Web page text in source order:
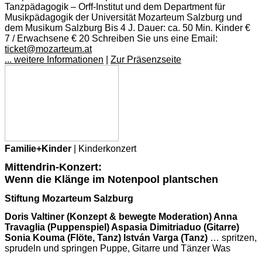
Tanzpädagogik – Orff-Institut und dem Department für
Musikpädagogik der Universität Mozarteum Salzburg und
dem Musikum Salzburg Bis 4 J. Dauer: ca. 50 Min. Kinder €
7 / Erwachsene € 20 Schreiben Sie uns eine Email:
ticket@mozarteum.at
... weitere Informationen
Zur Präsenzseite
Familie+Kinder | Kinderkonzert
Mittendrin-Konzert:
Wenn die Klänge im Notenpool plantschen
Stiftung Mozarteum Salzburg
Doris Valtiner (Konzept & bewegte Moderation) Anna
Travaglia (Puppenspiel) Aspasia Dimitriaduo (Gitarre)
Sonia Kouma (Flöte, Tanz) István Varga (Tanz) … spritzen,
sprudeln und springen Puppe, Gitarre und Tänzer Was